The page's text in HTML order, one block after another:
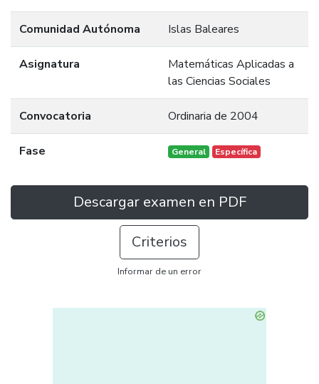
Comunidad Autónoma Islas Baleares
Asignatura
Matemáticas Aplicadas a
las Ciencias Sociales
Convocatoria Ordinaria de 2004
Fase General Específica
Descargar examen en PDF
Criterios
Informar de un error